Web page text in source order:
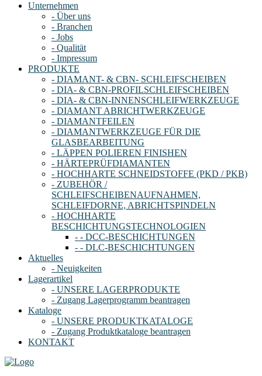
Unternehmen
- Über uns
- Branchen
- Jobs
- Qualität
- Impressum
PRODUKTE
- DIAMANT- & CBN- SCHLEIFSCHEIBEN
- DIA- & CBN-PROFILSCHLEIFSCHEIBEN
- DIA- & CBN-INNENSCHLEIFWERKZEUGE
- DIAMANT ABRICHTWERKZEUGE
- DIAMANTFEILEN
- DIAMANTWERKZEUGE FÜR DIE
GLASBEARBEITUNG
- LÄPPEN POLIEREN FINISHEN
- HÄRTEPRÜFDIAMANTEN
- HOCHHARTE SCHNEIDSTOFFE (PKD / PKB)
- ZUBEHÖR /
SCHLEIFSCHEIBENAUFNAHMEN,
SCHLEIFDORNE, ABRICHTSPINDELN
- HOCHHARTE
BESCHICHTUNGSTECHNOLOGIEN
- - DCC-BESCHICHTUNGEN
- - DLC-BESCHICHTUNGEN
Aktuelles
- Neuigkeiten
Lagerartikel
- UNSERE LAGERPRODUKTE
- Zugang Lagerprogramm beantragen
Kataloge
- UNSERE PRODUKTKATALOGE
- Zugang Produktkataloge beantragen
KONTAKT